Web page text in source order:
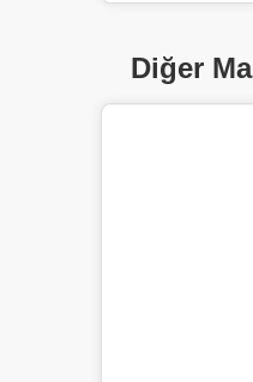
Diğer